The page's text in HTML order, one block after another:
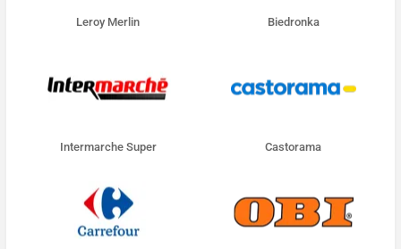
Leroy Merlin Biedronka
Intermarche Super Castorama